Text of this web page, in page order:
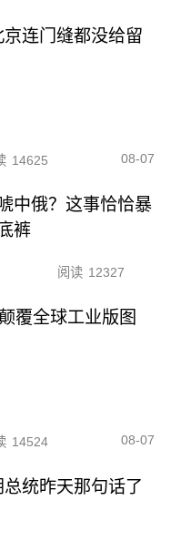
连门缝都没给留
14625 08-07
中俄？这事恰恰暴
裤
阅读 12327
覆全球工业版图
14524 08-07
统昨天那句话了